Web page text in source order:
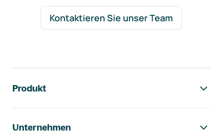
Kontaktieren Sie unser Team
Produkt
Unternehmen